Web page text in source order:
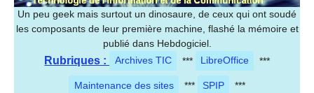
Un peu geek mais surtout un dinosaure, de ceux qui ont soudé
les composants de leur première machine, flashé la mémoire et
publié dans Hebdogiciel.
Rubriques : Archives TIC *** LibreOffice ***
Maintenance des sites *** SPIP ***